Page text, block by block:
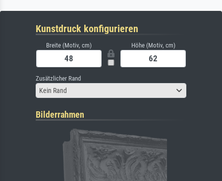
Kunstdruck konfigurieren
Breite (Motiv, cm) Höhe (Motiv, cm)
Zusätzlicher Rand
Kein Rand
Bilderrahmen